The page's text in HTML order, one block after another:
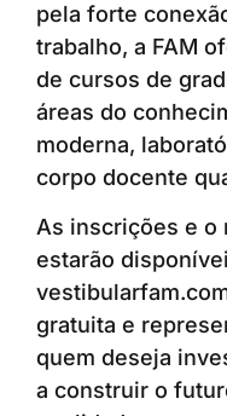
pela forte
trabalho, a FAM
de cursos de
áreas do
moderna,
corpo docente
As inscrições e o
estarão
gratuita e
quem deseja
a construir o